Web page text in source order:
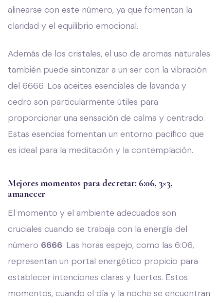
alinearse con este número, ya que fomentan la
claridad y el equilibrio emocional.
Además de los cristales, el uso de aromas naturales
también puede sintonizar a un ser con la vibración
del 6666. Los aceites esenciales de lavanda y
cedro son particularmente útiles para
proporcionar una sensación de calma y centrado.
Estas esencias fomentan un entorno pacífico que
es ideal para la meditación y la contemplación.
Mejores momentos para decretar: 6:06, 3×3,
amanecer
El momento y el ambiente adecuados son
cruciales cuando se trabaja con la energía del
número 6666. Las horas espejo, como las 6:06,
representan un portal energético propicio para
establecer intenciones claras y fuertes. Estos
momentos, cuando el día y la noche se encuentran